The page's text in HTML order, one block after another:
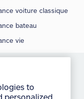
voiture classique
bateau
vie
changing